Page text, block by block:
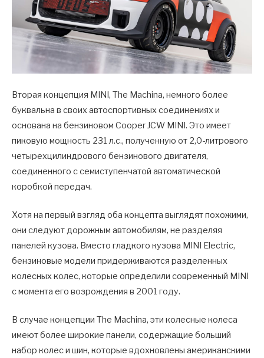
Вторая концепция MINI, The Machina, немного более
буквальна в своих автоспортивных соединениях и
основана на бензиновом Cooper JCW MINI. Это имеет
пиковую мощность 231 л.с., полученную от 2,0-литрового
четырехцилиндрового бензинового двигателя,
соединенного с семиступенчатой автоматической
коробкой передач.
Хотя на первый взгляд оба концепта выглядят похожими,
они следуют дорожным автомобилям, не разделяя
панелей кузова. Вместо гладкого кузова MINI Electric,
бензиновые модели придерживаются разделенных
колесных колес, которые определили современный MINI
с момента его возрождения в 2001 году.
В случае концепции The Machina, эти колесные колеса
имеют более широкие панели, содержащие больший
набор колес и шин, которые вдохновлены американскими